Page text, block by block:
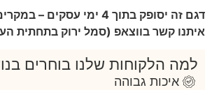
דגם זה יסופק בתוך 4 ימי
איתנו קשר בווצאפ (סמל ירוק בתחתית
למה הלקוחות שלנו בוחרים
איכות גבוהה